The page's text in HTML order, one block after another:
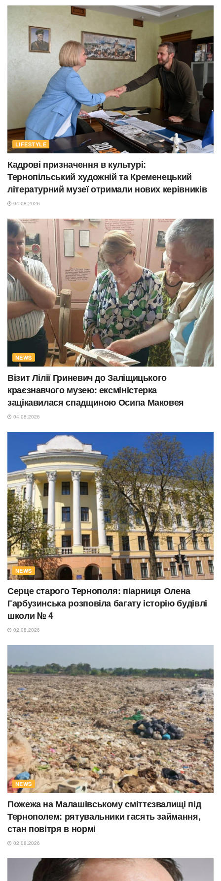
LIFESTYLE
Кадрові призначення в культурі:
Тернопільський художній та Кременецький
літературний музеї отримали нових керівників
04.08.2026
NEWS
Візит Лілії Гриневич до Заліщицького
краєзнавчого музею: ексміністерка
зацікавилася спадщиною Осипа Маковея
04.08.2026
NEWS
Серце старого Тернополя: піарниця Олена
Гарбузинська розповіла багату історію будівлі
школи № 4
02.08.2026
NEWS
Пожежа на Малашівському сміттєзвалищі під
Тернополем: рятувальники гасять займання,
стан повітря в нормі
02.08.2026